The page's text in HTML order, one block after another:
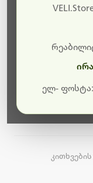
მალე ისევ
ელ- ფოსტა: